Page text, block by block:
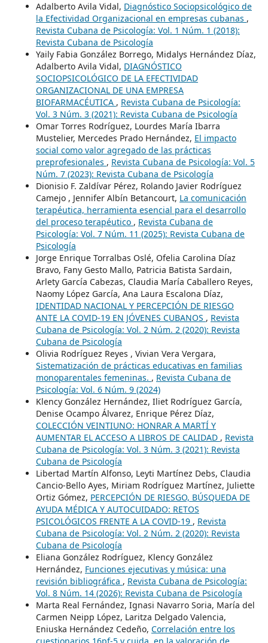
Adalberto Avila Vidal, Diagnóstico Sociopsicológico de
la Efectividad Organizacional en empresas cubanas ,
Revista Cubana de Psicología: Vol. 1 Núm. 1 (2018):
Revista Cubana de Psicología
Yaily Fabia González Borrego, Midalys Hernández Díaz,
Adalberto Avila Vidal, DIAGNÓSTICO
SOCIOPSICOLÓGICO DE LA EFECTIVIDAD
ORGANIZACIONAL DE UNA EMPRESA
BIOFARMACÉUTICA , Revista Cubana de Psicología:
Vol. 3 Núm. 3 (2021): Revista Cubana de Psicología
Omar Torres Rodríguez, Lourdes María Ibarra
Mustelier, Mercedes Prado Hernández, El impacto
social como valor agregado de las prácticas
preprofesionales , Revista Cubana de Psicología: Vol. 5
Núm. 7 (2023): Revista Cubana de Psicología
Dionisio F. Zaldívar Pérez, Rolando Javier Rodríguez
Camejo , Jennifer Albín Betancourt, La comunicación
terapéutica, herramienta esencial para el desarrollo
del proceso terapéutico , Revista Cubana de
Psicología: Vol. 7 Núm. 11 (2025): Revista Cubana de
Psicología
Jorge Enrique Torralbas Oslé, Ofelia Carolina Díaz
Bravo, Fany Gesto Mallo, Patricia Batista Sardain,
Arlety García Cabezas, Claudia María Caballero Reyes,
Naomy López García, Ana Laura Escalona Díaz,
IDENTIDAD NACIONAL Y PERCEPCIÓN DE RIESGO
ANTE LA COVID-19 EN JÓVENES CUBANOS , Revista
Cubana de Psicología: Vol. 2 Núm. 2 (2020): Revista
Cubana de Psicología
Olivia Rodríguez Reyes , Vivian Vera Vergara,
Sistematización de prácticas educativas en familias
monoparentales femeninas. , Revista Cubana de
Psicología: Vol. 6 Núm. 9 (2024)
Klency González Hernández, Iliet Rodríguez García,
Denise Ocampo Álvarez, Enrique Pérez Díaz,
COLECCIÓN VEINTIUNO: HONRAR A MARTÍ Y
AUMENTAR EL ACCESO A LIBROS DE CALIDAD , Revista
Cubana de Psicología: Vol. 3 Núm. 3 (2021): Revista
Cubana de Psicología
Libertad Martín Alfonso, Leyti Martínez Debs, Claudia
Cancio-Bello Ayes, Miriam Rodríguez Martínez, Juliette
Ortiz Gómez, PERCEPCIÓN DE RIESGO, BÚSQUEDA DE
AYUDA MÉDICA Y AUTOCUIDADO: RETOS
PSICOLÓGICOS FRENTE A LA COVID-19 , Revista
Cubana de Psicología: Vol. 2 Núm. 2 (2020): Revista
Cubana de Psicología
Eliana González Rodríguez, Klency González
Hernández, Funciones ejecutivas y música: una
revisión bibliográfica , Revista Cubana de Psicología:
Vol. 8 Núm. 14 (2026): Revista Cubana de Psicología
Marta Real Fernández, Ignasi Navarro Soria, María del
Carmen Neipp López, Laritza Delgado Valencia,
Eniuska Hernández Cedeño, Correlación entre los